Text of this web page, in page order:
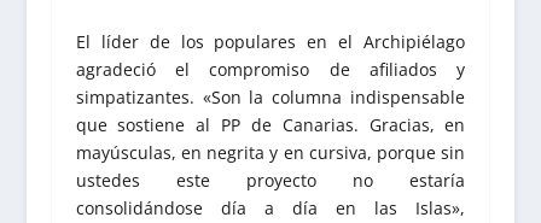
El líder de los populares en el Archipiélago
agradeció el compromiso de afiliados y
simpatizantes. «Son la columna indispensable
que sostiene al PP de Canarias. Gracias, en
mayúsculas, en negrita y en cursiva, porque sin
ustedes este proyecto no estaría
consolidándose día a día en las Islas»,